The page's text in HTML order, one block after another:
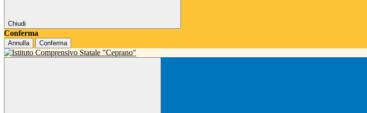
Chiudi
Conferma
Annulla Conferma